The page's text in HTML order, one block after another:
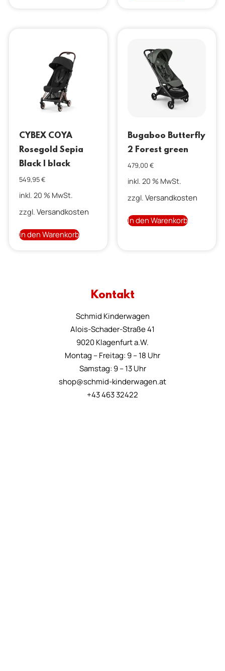
CYBEX COYA
Rosegold Sepia
Black | black
549,95€
inkl. 20 % MwSt.
zzgl. Versandkosten
In den Warenkorb
Bugaboo Butterfly
2 Forest green
479,00 €
inkl. 20 % MwSt.
zzgl. Versandkosten
In den Warenkorb
Kontakt
Schmid Kinderwagen
Alois-Schader-Straße 41
9020 Klagenfurt a.W.
Montag – Freitag: 9 – 18 Uhr
Samstag: 9 – 13 Uhr
shop@schmid-kinderwagen.at
+43 463 32422